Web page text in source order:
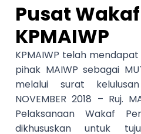
Pusat
KPMAIWP
KPMAIWP telah
pihak MAIWP sebagai
melalui surat
NOVEMBER 2018 – Ruj.
Pelaksanaan Wakaf
dikhususkan untuk